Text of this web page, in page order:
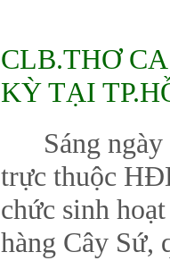
CLB.THƠ
KỲ TẠI
Sáng ngày
trực thuộc
chức sinh
hàng Cây Sứ,